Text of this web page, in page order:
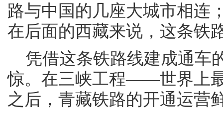
路与中国的几座大城市相连
在后面的西藏来说，这条铁
凭借这条铁路线建成通车
惊。在三峡工程——世界上
之后，青藏铁路的开通运营